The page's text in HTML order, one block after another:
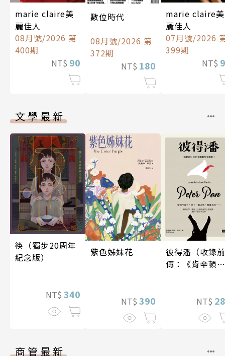
marie claire美
麗佳人
08月號/2026 第
400期
NT$ 90
數位時代
08月號/2026 第
372期
NT$ 180
marie claire美
麗佳人
07月號/2026
399期
NT$
文學最新
筷（獨步20周年
紀念版）
NT$ 340
紫色姊妹花
NT$ 390
彼得潘（收錄前
傳：《肯辛頓花
NT$
商管最新